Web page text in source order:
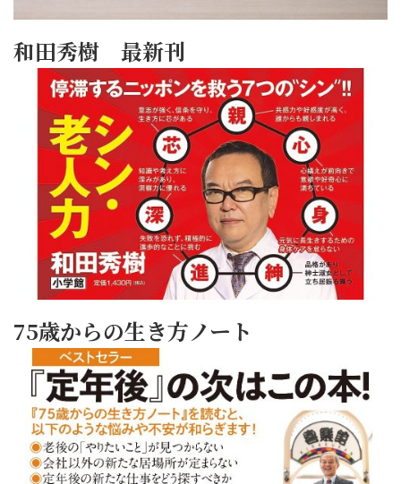
和田秀樹 最新刊
75歳からの生き方ノート